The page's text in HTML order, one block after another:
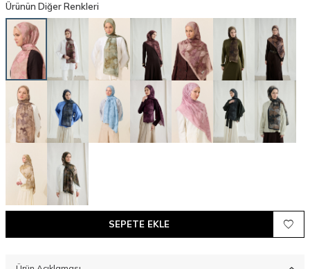
Ürünün Diğer Renkleri
SEPETE EKLE